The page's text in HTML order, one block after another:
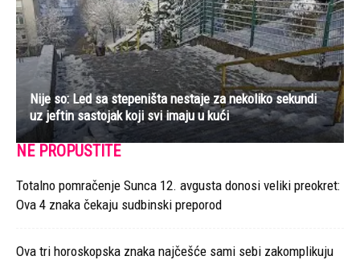
Nije so: Led sa stepeništa nestaje za nekoliko sekundi
uz jeftin sastojak koji svi imaju u kući
NE PROPUSTITE
Totalno pomračenje Sunca 12. avgusta donosi veliki preokret:
Ova 4 znaka čekaju sudbinski preporod
Ova tri horoskopska znaka najčešće sami sebi zakomplikuju